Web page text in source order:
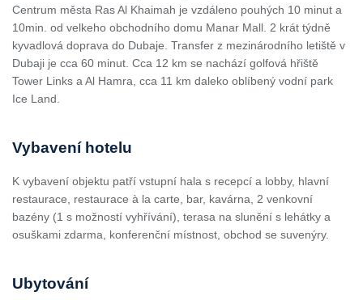
Centrum města Ras Al Khaimah je vzdáleno pouhých 10 minut a
10min. od velkeho obchodního domu Manar Mall. 2 krát týdně
kyvadlová doprava do Dubaje. Transfer z mezinárodního letiště v
Dubaji je cca 60 minut. Cca 12 km se nachází golfová hřiště
Tower Links a Al Hamra, cca 11 km daleko oblíbený vodní park
Ice Land.
Vybavení hotelu
K vybavení objektu patří vstupní hala s recepcí a lobby, hlavní
restaurace, restaurace à la carte, bar, kavárna, 2 venkovní
bazény (1 s možností vyhřívání), terasa na slunění s lehátky a
osuškami zdarma, konferenční místnost, obchod se suvenýry.
Ubytování